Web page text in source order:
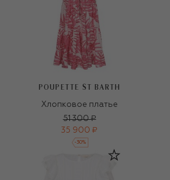
POUPETTE ST BARTH
Хлопковое платье
51 300 ₽
35 900 ₽
-30%